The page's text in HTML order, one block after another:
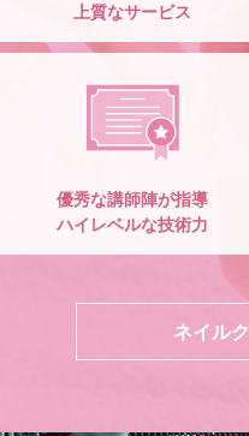
上質なサービス
優秀な講師陣が指導
ハイレベルな技術力
ネイル